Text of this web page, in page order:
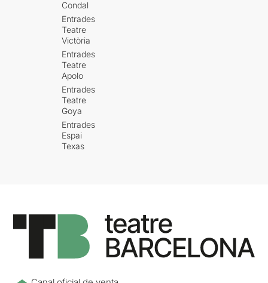
Condal
Entrades
Teatre
Victòria
Entrades
Teatre
Apolo
Entrades
Teatre
Goya
Entrades
Espai
Texas